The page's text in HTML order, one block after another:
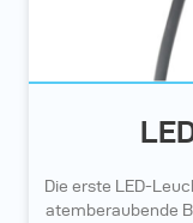
Die erste LED-
atemberaubende